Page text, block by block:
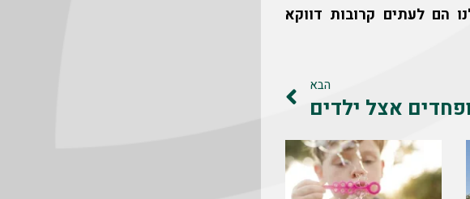
הם לעתים קרובות דווקא
הבא
אצל ילדים